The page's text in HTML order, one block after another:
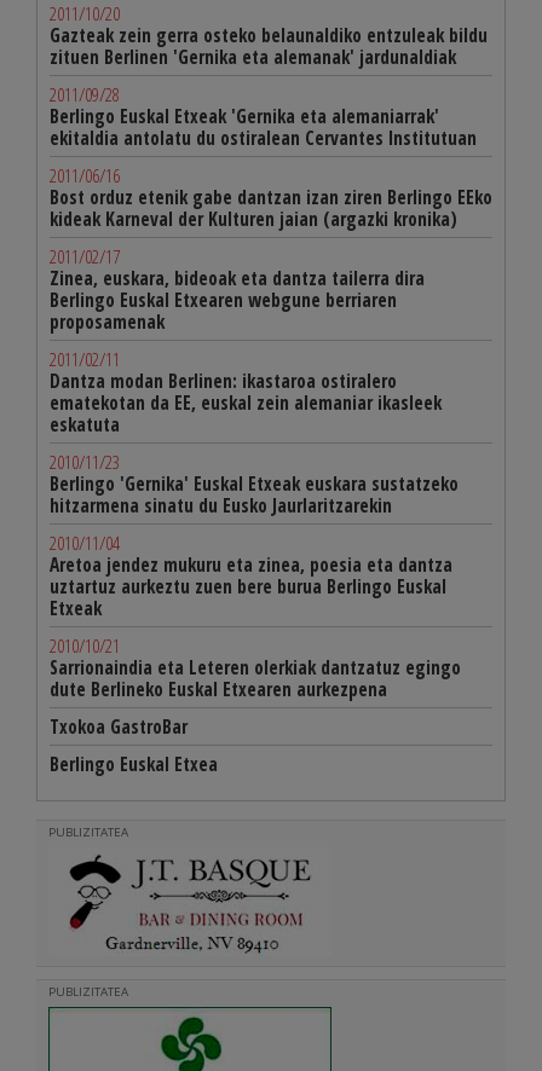
2011/10/20
Gazteak zein gerra osteko belaunaldiko entzuleak bildu
zituen Berlinen 'Gernika eta alemanak' jardunaldiak
2011/09/28
Berlingo Euskal Etxeak 'Gernika eta alemaniarrak'
ekitaldia antolatu du ostiralean Cervantes Institutuan
2011/06/16
Bost orduz etenik gabe dantzan izan ziren Berlingo EEko
kideak Karneval der Kulturen jaian (argazki kronika)
2011/02/17
Zinea, euskara, bideoak eta dantza tailerra dira
Berlingo Euskal Etxearen webgune berriaren
proposamenak
2011/02/11
Dantza modan Berlinen: ikastaroa ostiralero
ematekotan da EE, euskal zein alemaniar ikasleek
eskatuta
2010/11/23
Berlingo 'Gernika' Euskal Etxeak euskara sustatzeko
hitzarmena sinatu du Eusko Jaurlaritzarekin
2010/11/04
Aretoa jendez mukuru eta zinea, poesia eta dantza
uztartuz aurkeztu zuen bere burua Berlingo Euskal
Etxeak
2010/10/21
Sarrionaindia eta Leteren olerkiak dantzatuz egingo
dute Berlineko Euskal Etxearen aurkezpena
Txokoa GastroBar
Berlingo Euskal Etxea
PUBLIZITATEA
PUBLIZITATEA